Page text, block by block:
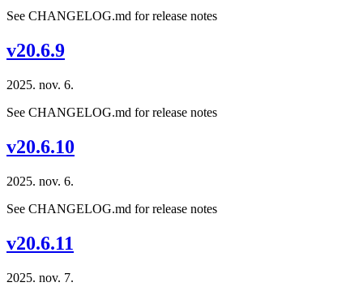
See CHANGELOG.md for release notes
v20.6.9
2025. nov. 6.
See CHANGELOG.md for release notes
v20.6.10
2025. nov. 6.
See CHANGELOG.md for release notes
v20.6.11
2025. nov. 7.